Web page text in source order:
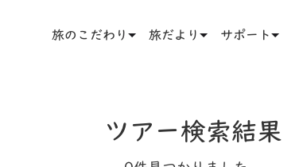
旅のこだわり 旅だより サポート
ツアー検索結果